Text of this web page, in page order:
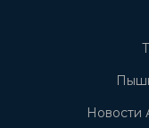
Новости